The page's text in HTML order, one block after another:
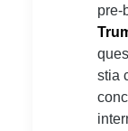
pre-
stia